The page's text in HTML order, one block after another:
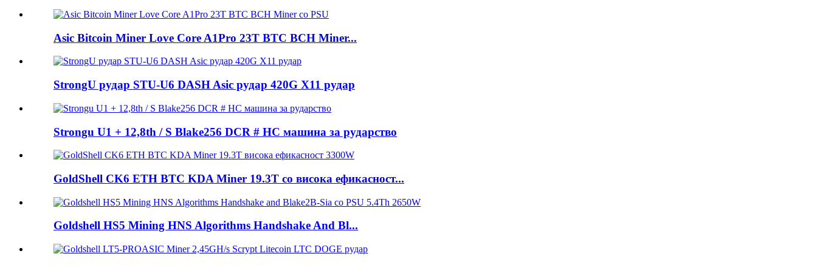
Asic Bitcoin Miner Love Core A1Pro 23T BTC BCH Miner...
StrongU рудар STU-U6 DASH Asic рудар 420G X11 рудар
Strongu U1 + 12,8th / S Blake256 DCR # HC машина за рударство
GoldShell CK6 ETH BTC KDA Miner 19.3T со висока ефикасност...
Goldshell HS5 Mining HNS Algorithms Handshake And Bl...